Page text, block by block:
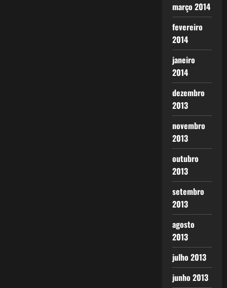
março 2014
fevereiro
2014
janeiro
2014
dezembro
2013
novembro
2013
outubro
2013
setembro
2013
agosto
2013
julho 2013
junho 2013